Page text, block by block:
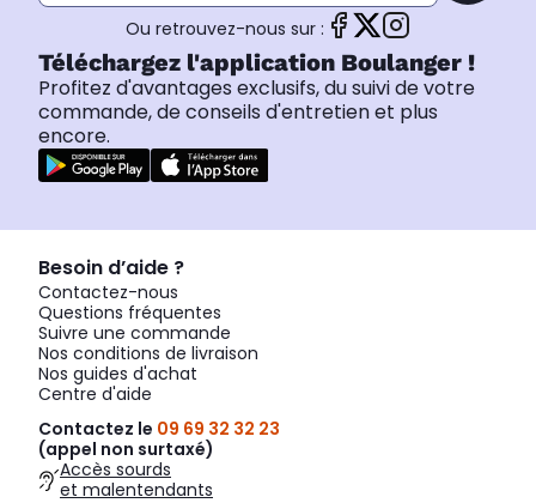
Ou retrouvez-nous sur :
Téléchargez l'application Boulanger !
Profitez d'avantages exclusifs, du suivi de votre
commande, de conseils d'entretien et plus
encore.
Besoin d’aide ?
Contactez-nous
Questions fréquentes
Suivre une commande
Nos conditions de livraison
Nos guides d'achat
Centre d'aide
Contactez le 09 69 32 32 23
(appel non surtaxé)
Accès sourds
et malentendants